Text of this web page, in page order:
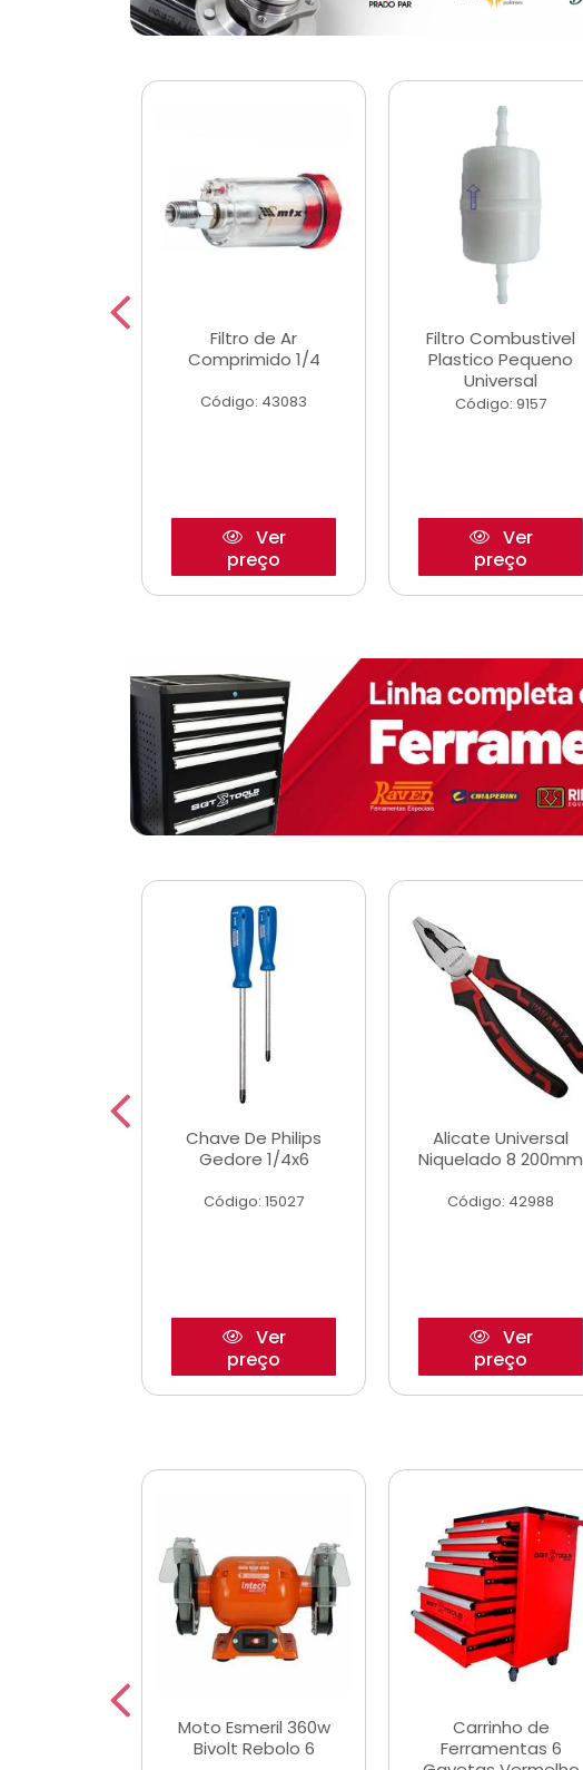
Filtro de Ar
Comprimido 1/4
Código: 43083
Ver
preço
Filtro Combustivel
Plastico Pequeno
Universal
Código: 9157
Ver
preço
Chave De Philips
Gedore 1/4x6
Código: 15027
Ver
preço
Alicate Universal
Niquelado 8 200mm
Código: 42988
Ver
preço
Moto Esmeril 360w
Bivolt Rebolo 6
Carrinho de
Ferramentas 6